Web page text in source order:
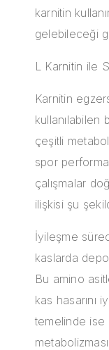
karnitin
gelebileceği
L Karnitin ile
Karnitin
kullanılabilen
çeşitli
spor
çalışmalar
ilişkisi şu
İyileşme
kaslarda
Bu amino
kas hasarını
temelinde ise